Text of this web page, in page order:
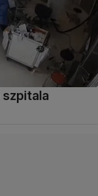
szpitala